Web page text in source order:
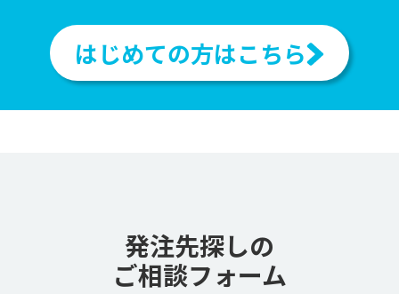
はじめての方はこちら
発注先探しの
ご相談フォーム